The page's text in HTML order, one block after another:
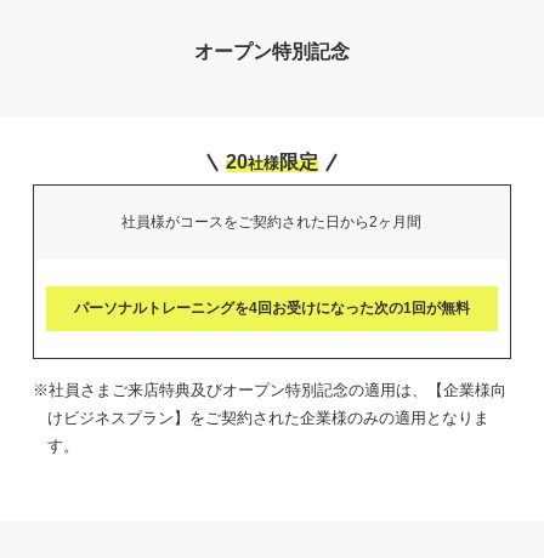
オープン特別記念
20社様限定
社員様がコースをご契約された日から2ヶ月間
パーソナルトレーニングを4回お受けになった次の1回が無料
※社員さまご来店特典及びオープン特別記念の適用は、【企業様向
けビジネスプラン】をご契約された企業様のみの適用となりま
す。